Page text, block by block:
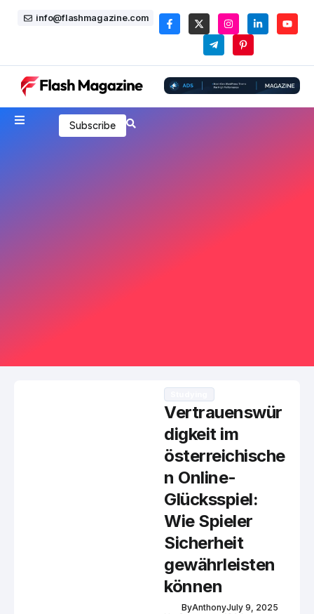
info@flashmagazine.com
Subscribe
Vertrauenswür
digkeit im
österreichische
n Online-
Glücksspiel:
Wie Spieler
Sicherheit
gewährleisten
können
ByAnthonyJuly 9, 2025